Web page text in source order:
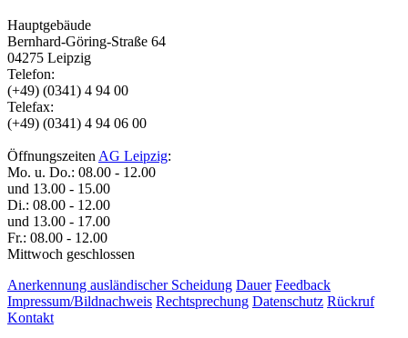
Hauptgebäude
Bernhard-Göring-Straße 64
04275 Leipzig
Telefon:
(+49) (0341) 4 94 00
Telefax:
(+49) (0341) 4 94 06 00
Öffnungszeiten AG Leipzig:
Mo. u. Do.: 08.00 - 12.00
und 13.00 - 15.00
Di.: 08.00 - 12.00
und 13.00 - 17.00
Fr.: 08.00 - 12.00
Mittwoch geschlossen
Anerkennung ausländischer Scheidung Dauer Feedback
Impressum/Bildnachweis Rechtsprechung Datenschutz Rückruf
Kontakt